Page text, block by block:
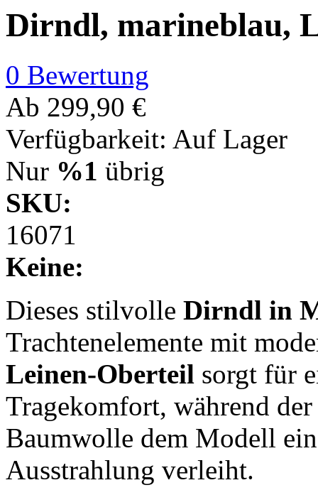
Dirndl, marineblau,
0 Bewertung
Ab 299,90 €
Verfügbarkeit: Auf Lager
Nur %1 übrig
SKU:
16071
Keine:
Dieses stilvolle Dirndl in
Trachtenelemente mit
Leinen-Oberteil sorgt für
Tragekomfort, während
Baumwolle dem Modell
Ausstrahlung verleiht.